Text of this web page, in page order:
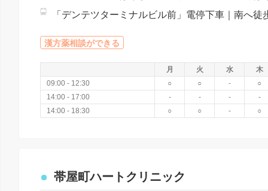
漢方薬相談ができる
月 火 水
木
09:00 - 12:30
○ ○ -
○
14:00 - 17:00
- - -
-
14:00 - 18:30
○ ○ - ○
帯屋町ハートクリニック